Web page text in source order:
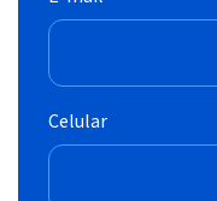
Celular